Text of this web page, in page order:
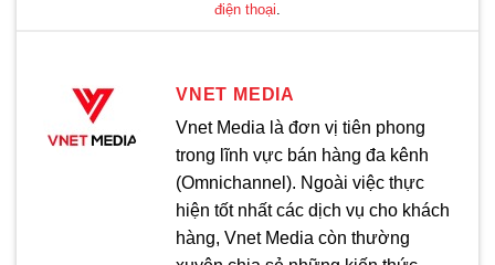
điện thoại.
VNET MEDIA
Vnet Media là đơn vị tiên phong
trong lĩnh vực bán hàng đa kênh
(Omnichannel). Ngoài việc thực
hiện tốt nhất các dịch vụ cho khách
hàng, Vnet Media còn thường